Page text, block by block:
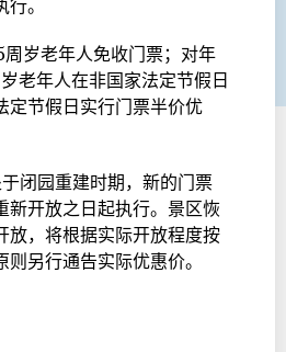
。
岁老年人免收门票；对年
老年人在非国家法定节假日
定节假日实行门票半价优
闭园重建时期，新的门票
新开放之日起执行。景区恢
放，将根据实际开放程度按
另行通告实际优惠价。